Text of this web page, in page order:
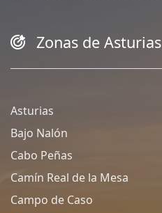
Zonas de Asturias
Asturias
Bajo Nalón
Cabo Peñas
Camín Real de la Mesa
Campo de Caso